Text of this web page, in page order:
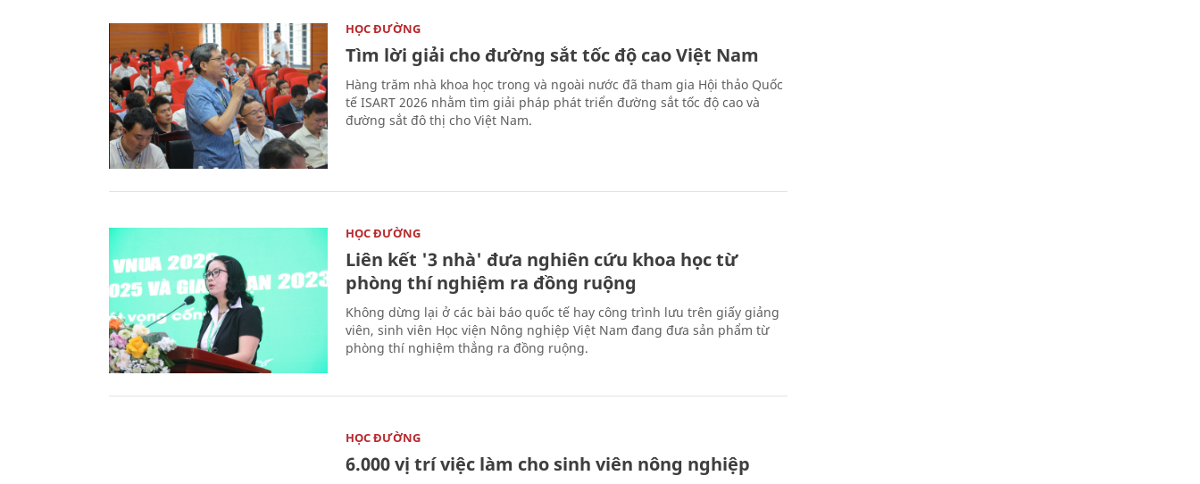
HỌC ĐƯỜNG
Tìm lời giải cho đường sắt tốc độ cao Việt Nam
Hàng trăm nhà khoa học trong và ngoài nước đã tham gia Hội thảo Quốc
tế ISART 2026 nhằm tìm giải pháp phát triển đường sắt tốc độ cao và
đường sắt đô thị cho Việt Nam.
HỌC ĐƯỜNG
Liên kết '3 nhà' đưa nghiên cứu khoa học từ
phòng thí nghiệm ra đồng ruộng
Không dừng lại ở các bài báo quốc tế hay công trình lưu trên giấy giảng
viên, sinh viên Học viện Nông nghiệp Việt Nam đang đưa sản phẩm từ
phòng thí nghiệm thẳng ra đồng ruộng.
HỌC ĐƯỜNG
6.000 vị trí việc làm cho sinh viên nông nghiệp